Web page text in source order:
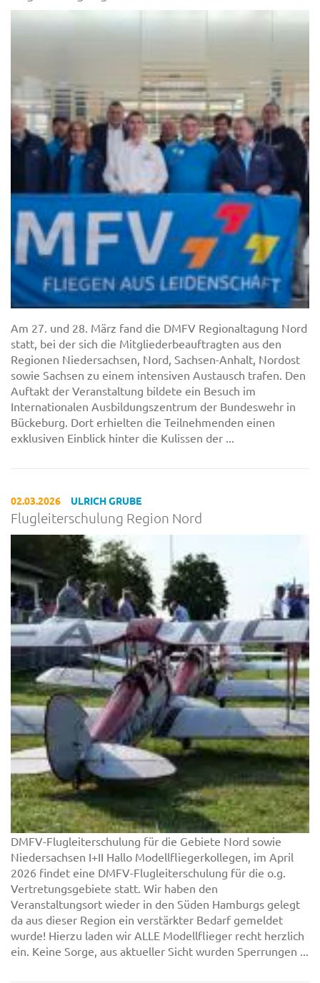
Am 27. und 28. März fand die DMFV Regionaltagung Nord
statt, bei der sich die Mitgliederbeauftragten aus den
Regionen Niedersachsen, Nord, Sachsen-Anhalt, Nordost
sowie Sachsen zu einem intensiven Austausch trafen. Den
Auftakt der Veranstaltung bildete ein Besuch im
Internationalen Ausbildungszentrum der Bundeswehr in
Bückeburg. Dort erhielten die Teilnehmenden einen
exklusiven Einblick hinter die Kulissen der ...
02.03.2026 ULRICH GRUBE
Flugleiterschulung Region Nord
DMFV-Flugleiterschulung für die Gebiete Nord sowie
Niedersachsen I+II Hallo Modellfliegerkollegen, im April
2026 findet eine DMFV-Flugleiterschulung für die o.g.
Vertretungsgebiete statt. Wir haben den
Veranstaltungsort wieder in den Süden Hamburgs gelegt
da aus dieser Region ein verstärkter Bedarf gemeldet
wurde! Hierzu laden wir ALLE Modellflieger recht herzlich
ein. Keine Sorge, aus aktueller Sicht wurden Sperrungen ...